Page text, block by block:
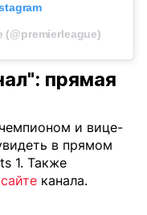
(@premierleague)
прямая
и вице-
в прямом
1. Также
сайте канала.